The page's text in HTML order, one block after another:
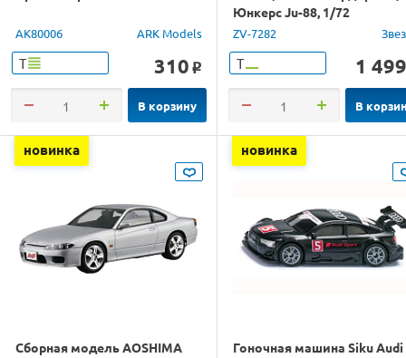
AK80006 ARK Models
Т 310 o
В корзину
Юнкерс Ju-88, 1/72
ZV-7282
Т 1 499
В
новинка
Сборная модель AOSHIMA
новинка
Гоночная машина Siku Audi